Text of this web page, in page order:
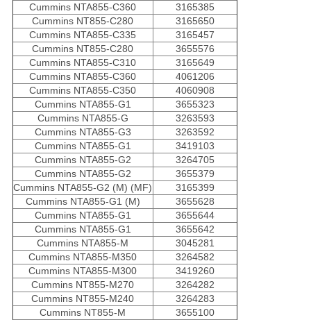
Cummins NTA855-C360
3165385
Cummins NT855-C280
3165650
Cummins NTA855-C335
3165457
Cummins NT855-C280
3655576
Cummins NTA855-C310
3165649
Cummins NTA855-C360
4061206
Cummins NTA855-C350
4060908
Cummins NTA855-G1
3655323
Cummins NTA855-G
3263593
Cummins NTA855-G3
3263592
Cummins NTA855-G1
3419103
Cummins NTA855-G2
3264705
Cummins NTA855-G2
3655379
Cummins NTA855-G2 (M) (MF)
3165399
Cummins NTA855-G1 (M)
3655628
Cummins NTA855-G1
3655644
Cummins NTA855-G1
3655642
Cummins NTA855-M
3045281
Cummins NTA855-M350
3264582
Cummins NTA855-M300
3419260
Cummins NT855-M270
3264282
Cummins NT855-M240
3264283
Cummins NT855-M
3655100